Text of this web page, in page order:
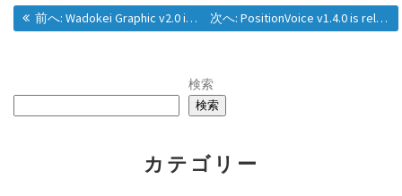
投
稿
ナ
前へ: 過去の投稿:
Wadokei Graphic v2.0 is released. 次へ: 次の投稿:
PositionVoice v1.4.0 is released
検索
検索
カテゴリー